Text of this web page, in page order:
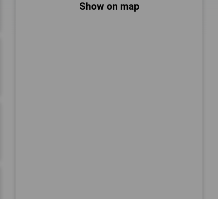
Show on map